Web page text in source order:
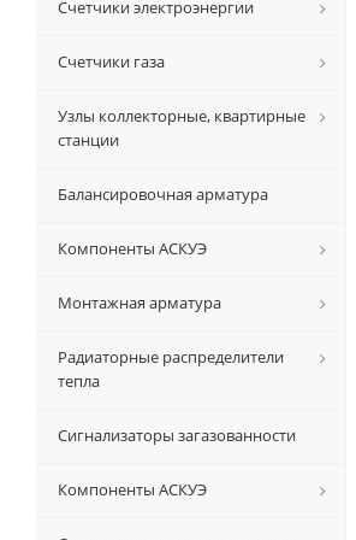
Счетчики электроэнергии
Счетчики газа
Узлы коллекторные, квартирные
станции
Балансировочная арматура
Компоненты АСКУЭ
Монтажная арматура
Радиаторные распределители
тепла
Сигнализаторы загазованности
Компоненты АСКУЭ